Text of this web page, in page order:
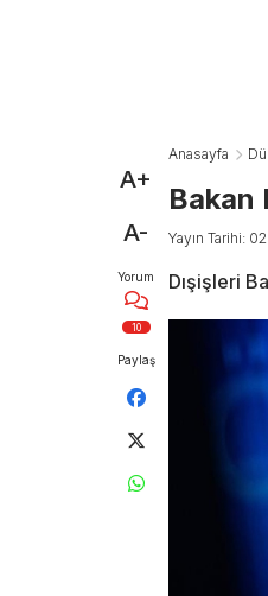
A+
A-
Yorum
10
Paylaş
Anasayfa
Bakan
Yayın Tarihi:
Dışişleri